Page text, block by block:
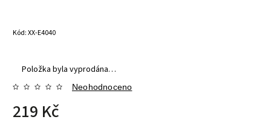
Kód:XX-E4040
Položka byla vyprodána…
Neohodnoceno
219 Kč